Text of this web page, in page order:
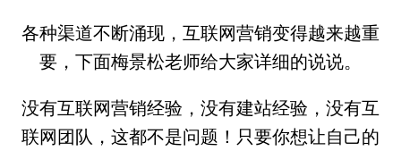
各种渠道不断涌现，互联网营销变得越来越重
要，下面梅景松老师给大家详细的说说。
没有互联网营销经验，没有建站经验，没有互
联网团队，这都不是问题！只要你想让自己的